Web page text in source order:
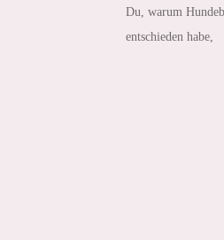
Du, warum
entschieden habe,